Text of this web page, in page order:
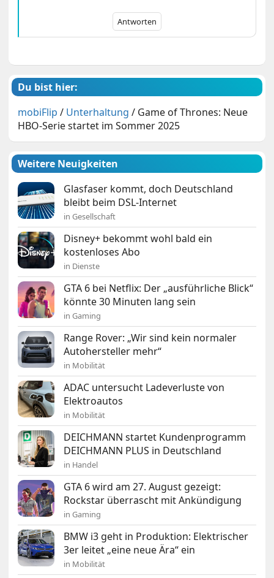
Antworten
Du bist hier:
mobiFlip / Unterhaltung / Game of Thrones: Neue
HBO-Serie startet im Sommer 2025
Weitere Neuigkeiten
Glasfaser kommt, doch Deutschland
bleibt beim DSL-Internet
in Gesellschaft
Disney+ bekommt wohl bald ein
kostenloses Abo
in Dienste
GTA 6 bei Netflix: Der „ausführliche Blick“
könnte 30 Minuten lang sein
in Gaming
Range Rover: „Wir sind kein normaler
Autohersteller mehr“
in Mobilität
ADAC untersucht Ladeverluste von
Elektroautos
in Mobilität
DEICHMANN startet Kundenprogramm
DEICHMANN PLUS in Deutschland
in Handel
GTA 6 wird am 27. August gezeigt:
Rockstar überrascht mit Ankündigung
in Gaming
BMW i3 geht in Produktion: Elektrischer
3er leitet „eine neue Ära“ ein
in Mobilität